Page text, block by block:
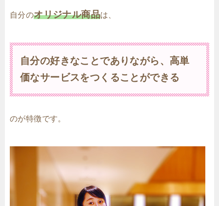
自分のオリジナル商品は、
自分の好きなことでありながら、高単
価なサービスをつくることができる
のが特徴です。